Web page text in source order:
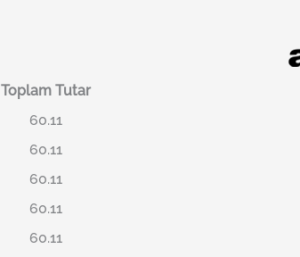
Toplam Tutar
60.11
60.11
60.11
60.11
60.11